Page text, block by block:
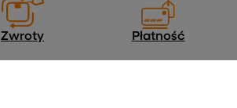
Zwroty Płatność